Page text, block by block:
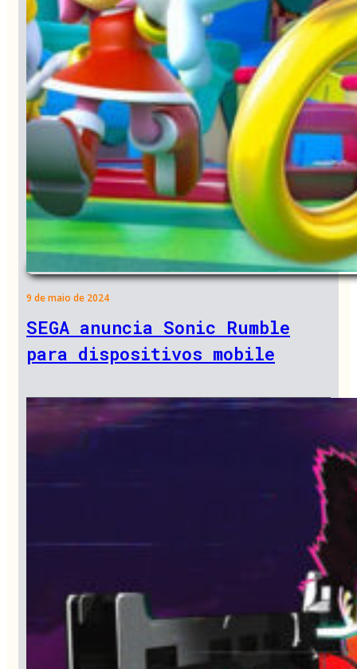
9 de maio de 2024
SEGA anuncia Sonic Rumble
para dispositivos mobile